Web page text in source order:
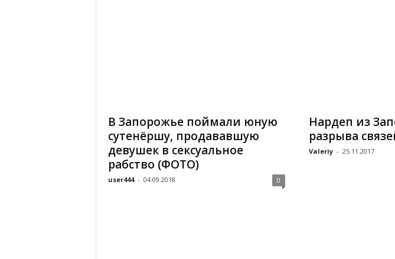
В Запорожье поймали юную
сутенёршу, продававшую
девушек в сексуальное
рабство (ФОТО)
user444 - 04.09.2018 0
Нардеп из
разрыва
Valeriy - 25.11.2017